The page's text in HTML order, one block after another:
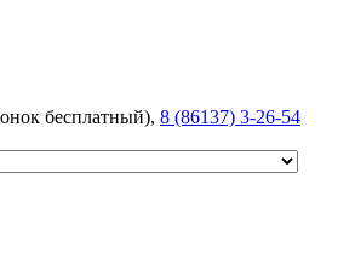
бесплатный), 8 (86137) 3-26-54